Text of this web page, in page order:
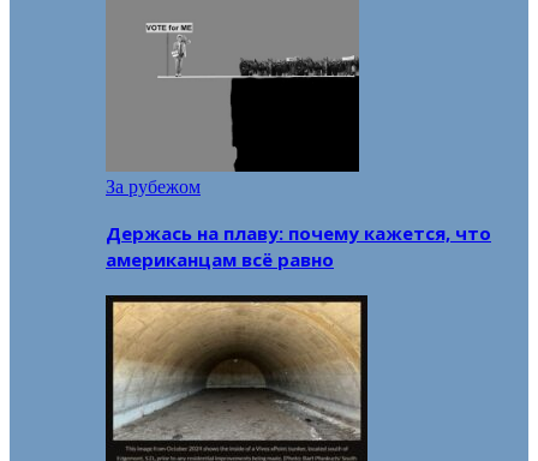
За рубежом
Держась на плаву: почему кажется, что
американцам всё равно